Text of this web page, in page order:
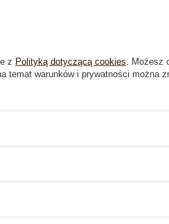
(2)
z Polityką dotyczącą cookies . Możesz
temat warunków i prywatności można